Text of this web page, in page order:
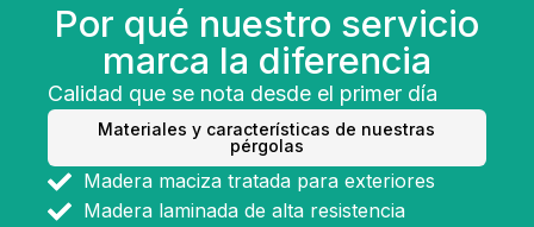
Por qué nuestro servicio
marca la diferencia
Calidad que se nota desde el primer día
Materiales y características de nuestras
pérgolas
Madera maciza tratada para exteriores
Madera laminada de alta resistencia